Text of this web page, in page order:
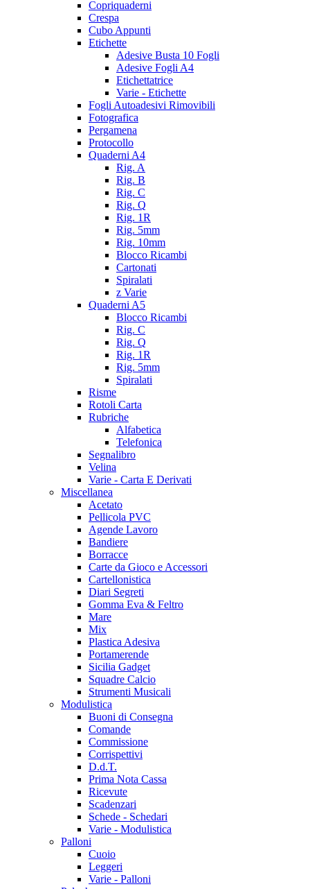
Copriquaderni
Crespa
Cubo Appunti
Etichette
Adesive Busta 10 Fogli
Adesive Fogli A4
Etichettatrice
Varie - Etichette
Fogli Autoadesivi Rimovibili
Fotografica
Pergamena
Protocollo
Quaderni A4
Rig. A
Rig. B
Rig. C
Rig. Q
Rig. 1R
Rig. 5mm
Rig. 10mm
Blocco Ricambi
Cartonati
Spiralati
z Varie
Quaderni A5
Blocco Ricambi
Rig. C
Rig. Q
Rig. 1R
Rig. 5mm
Spiralati
Risme
Rotoli Carta
Rubriche
Alfabetica
Telefonica
Segnalibro
Velina
Varie - Carta E Derivati
Miscellanea
Acetato
Pellicola PVC
Agende Lavoro
Bandiere
Borracce
Carte da Gioco e Accessori
Cartellonistica
Diari Segreti
Gomma Eva & Feltro
Mare
Mix
Plastica Adesiva
Portamerende
Sicilia Gadget
Squadre Calcio
Strumenti Musicali
Modulistica
Buoni di Consegna
Comande
Commissione
Corrispettivi
D.d.T.
Prima Nota Cassa
Ricevute
Scadenzari
Schede - Schedari
Varie - Modulistica
Palloni
Cuoio
Leggeri
Varie - Palloni